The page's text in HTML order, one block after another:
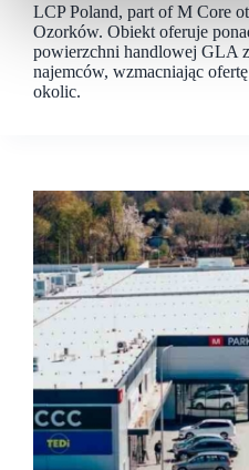
LCP Poland, part of M Core
Ozorków. Obiekt oferuje
powierzchni handlowej GLA
najemców, wzmacniając
okolic.